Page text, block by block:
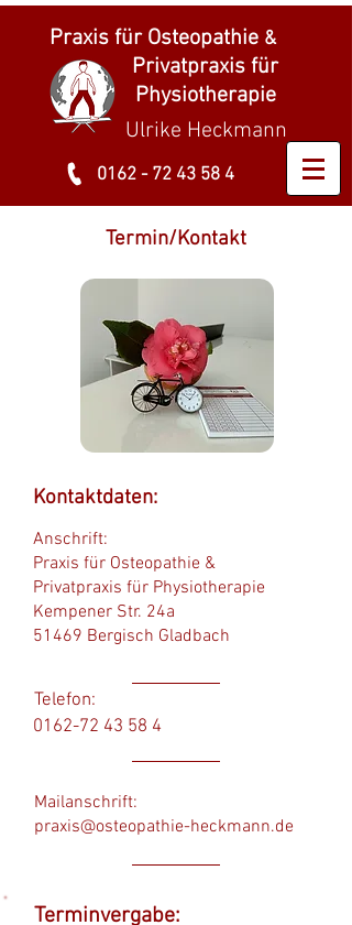
Praxis für Osteopathie &
Ulrike Heckmann
Privatpraxis für
Physiotherapie
0162 - 72 43 58 4
Termin/Kontakt
Anschrift:
Praxis für Osteopathie &
Privatpraxis für Physiotherapie
Kempener Str. 24a
51469 Bergisch Gladbach
Kontaktdaten:
Telefon:
0162-72 43 58 4
Mailanschrift:
praxis@osteopathie-heckmann.de
Terminvergabe: